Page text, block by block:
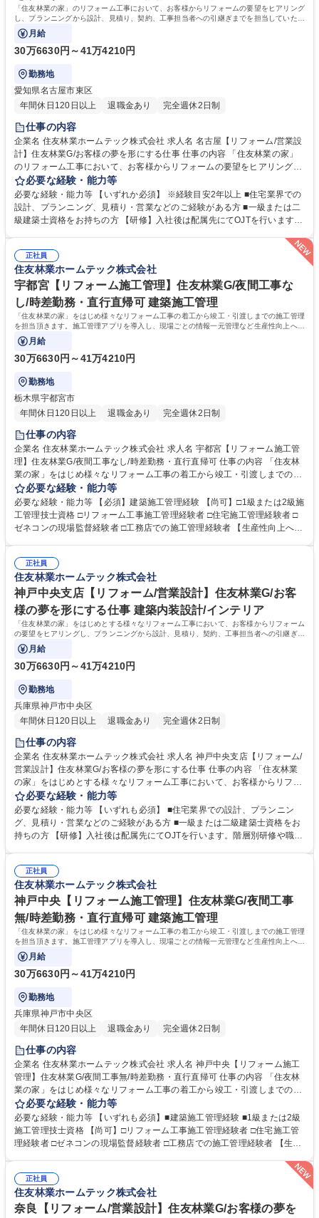
格：
「住友林業の家」のリフォーム工事において、お客様からリフォームの要望をヒアリング
し、プランニングから設計、見積り、契約、工事担当者への引継ぎまでを担当していただ
きます。
月給
30万6630円～41万4210円
勤務地
愛知県名古屋市東区
年間休日120日以上
退職金あり 完全週休2日制
仕事の内容
企業名 住友林業ホームテック株式会社 求人名 名古屋【リフォーム/営業設
計】住友林業G/お客様の夢を形にする仕事 仕事の内容 「住友林業の家」
のリフォーム工事において、お客様からリフォームの要望をヒアリング
し、プランニングから設計、見積り、契約、工事担当者への引継ぎまでを
担当していただきます。 【具体的には】「住友林業の家」のオーナー様：
社内の顧客データやメンテナンス担当部門からの情報を元に水回り設備の
交換や内装、外装などの工事を提案。すでに住友林業として取引があるた
で担当出来る事が大きなポイントです。一貫して手掛けることで、お客様
の思いを汲み取り、その解決策をプランに反映させられるため、お客様の
満足に繋がります。 募集職種 名古屋【リフォーム/営業設計】住友林業G/
お客様の夢を形にする仕事
必要な経験・能力等
必要な経験・能力等 【いずれか必須】 ※経験目安2年以上 ■住宅業界での
設計、プランニング、見積り・営業などのご経験がある方 ■一級または二
級建築士資格をお持ちの方 【研修】入社後は配属先にてOJTを行います。
足頂くサービスを御提供するために、人材教育にも力を入れています。
【キャリアパス】研修制度が整っている為、営業未経験で入社した社員
も、今では当社のコアメンバーとして成長しています。実績を積み重ねれ
ば、主任→係長から、ゆくゆくは管理職へとステップアップも可能です。
学歴・資格 学歴：大学院 大学 高専 短大 専修学校 高校 語学力： 資格：
正社員
住友林業ホームテック株式会社
宇都宮【リフォーム施工管理】住友林業G/夜間工事な
し/時差勤務・直行直帰可 建築施工管理
「住友林業の家」をはじめ様々なリフォーム工事の着工から竣工・引渡しまでの施工管理
を担当頂きます。施工管理アプリを導入し、現場ごとの情報一元管理など生産性向上への
取り組みも積極的に行っています。
月給
30万6630円～41万4210円
勤務地
栃木県宇都宮市
年間休日120日以上
退職金あり 完全週休2日制
仕事の内容
企業名 住友林業ホームテック株式会社 求人名 宇都宮【リフォーム施工管
理】住友林業G/夜間工事なし/時差勤務・直行直帰可 仕事の内容 「住友林
業の家」をはじめ様々なリフォーム工事の着工から竣工・引渡しまでの施
工管理を担当頂きます。施工管理アプリを導入し、現場ごとの情報一元管
理など生産性向上への取り組みも積極的に行っています。 【仕事の流れ】
(1)リフォームエンジニアから工事内容の引継ぎ(2)工事着工準備(予算作
成・工事発注手配・工程確認)(3)着工(4)工事管理(工程・安全・品質・原
模工事が中心)■一般物件：戸建てやマンション、店舗等(間取り変更を含む
大規模な案件が中心)≪変更の範囲：会社の定める業務≫ 募集職種 宇都宮
【リフォーム施工管理】住友林業G/夜間工事なし/時差勤務・直行直帰可
必要な経験・能力等
必要な経験・能力等 【必須】建築施工管理経験 【尚可】□1級または2級施
工管理技士資格 □リフォーム工事施工管理経験者 □住宅施工管理経験者 □
ゼネコンの現場監督経験者 □工務店での施工管理経験者 【生産性向上への
います。（トーク機能で連絡や変更・修正内容の伝達、図面共有、入退場
管理、写真管理、作業報告書作成、作業完了報告など）また、現場カメラ
設置。事務所にいながら現場の状況を確認することも可能です。 学歴・資
格 学歴：大学院 大学 高専 短大 専修学校 高校 語学力： 資格：
正社員
住友林業ホームテック株式会社
神戸中央支店【リフォーム/営業設計】住友林業G/お客
様の夢を形にする仕事 建築内装設計/インテリア
「住友林業の家」をはじめとする様々なリフォーム工事において、お客様からリフォーム
の要望をヒアリングし、プランニングから設計、見積り、契約、工事担当者への引継ぎま
でを担当していただきます。
月給
30万6630円～41万4210円
勤務地
兵庫県神戸市中央区
年間休日120日以上
退職金あり 完全週休2日制
仕事の内容
企業名 住友林業ホームテック株式会社 求人名 神戸中央支店【リフォーム/
営業設計】住友林業G/お客様の夢を形にする仕事 仕事の内容 「住友林業
の家」をはじめとする様々なリフォーム工事において、お客様からリフォ
ームの要望をヒアリングし、プランニングから設計、見積り、契約、工事
担当者への引継ぎまでを担当していただきます。 【具体的には】HPやリ
フォーム雑誌からのお問い合わせや住宅展示場へ来場された一般のお客様
へ提案を行っていただきます。戸建てをメインに、間取り変更を含む大規
解決策をプランに反映させられるため、お客様の満足に繋がります。 募集
職種 神戸中央支店【リフォーム/営業設計】住友林業G/お客様の夢を形に
する仕事
必要な経験・能力等
必要な経験・能力等 【いずれも必須】 ■住宅業界での設計、プランニン
グ、見積り・営業などのご経験がある方 ■一級または二級建築士資格をお
持ちの方 【研修】入社後は配属先にてOJTを行います。階層別研修や職種
修制度が整っている為、営業未経験で入社した社員も、今では当社のコア
メンバーとして成長しています。実績を積み重ねれば、主任→係長から、
ゆくゆくは管理職へとステップアップも可能です。 学歴・資格 学歴：大
学院 大学 高専 短大 専修学校 高校 語学力： 資格：
正社員
住友林業ホームテック株式会社
神戸中央【リフォーム施工管理】住友林業G/夜間工事
無/時差勤務・直行直帰可 建築施工管理
「住友林業の家」をはじめ様々なリフォーム工事の着工から竣工・引渡しまでの施工管理
を担当頂きます。施工管理アプリを導入し、現場ごとの情報一元管理など生産性向上への
取り組みも積極的に行っています。
月給
30万6630円～41万4210円
勤務地
兵庫県神戸市中央区
年間休日120日以上
退職金あり 完全週休2日制
仕事の内容
企業名 住友林業ホームテック株式会社 求人名 神戸中央【リフォーム施工
管理】住友林業G/夜間工事無/時差勤務・直行直帰可 仕事の内容 「住友林
業の家」をはじめ様々なリフォーム工事の着工から竣工・引渡しまでの施
工管理を担当頂きます。施工管理アプリを導入し、現場ごとの情報一元管
理など生産性向上への取り組みも積極的に行っています。 【仕事の流れ】
(1)リフォームエンジニアから工事内容の引継ぎ(2)工事着工準備(予算作
成・工事発注手配・工程確認)(3)着工(4)工事管理(工程・安全・品質・原
家：木造一戸建て(外装、水廻り設備の交換、内装リフォーム等小・中規
模工事が中心)■一般物件：戸建てやマンション、店舗等(間取り変更を含む
大規模な案件が中心)≪変更の範囲：会社の定める業務≫ 募集職種 神戸中
央【リフォーム施工管理】住友林業G/夜間工事無/時差勤務・直行直帰可
必要な経験・能力等
必要な経験・能力等 【いずれも必須】■建築施工管理経験 ■1級または2級
施工管理技士資格 【尚可】□リフォーム工事施工管理経験者 □住宅施工管
理経験者 □ゼネコンの現場監督経験者 □工務店での施工管理経験者 【生産
アプリ「Kizuku」を導入し、スマホやタブレットで現場毎の情報一元管理
を実施しています。（トーク機能で連絡や変更・修正内容の伝達、図面共
有、入退場管理、写真管理、作業報告書作成、作業完了報告など）また、
現場カメラ設置。事務所にいながら現場の状況を確認することも可能で
正社員
住友林業ホームテック株式会社
奈良【リフォーム/営業設計】住友林業G/お客様の夢を